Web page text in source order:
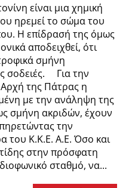
είναι μια χημική
ηρεμεί το σώμα του
Η επίδρασή της όμως
αποδειχθεί, ότι
σμήνη
σοδειές. Για την
της Πάτρας η
με την ανάληψη της
σμήνη ακριδών, έχουν
την
του Κ.Κ.Ε. Α.Ε. Όσο και
στην πρόσφατη
σταθμό, να...